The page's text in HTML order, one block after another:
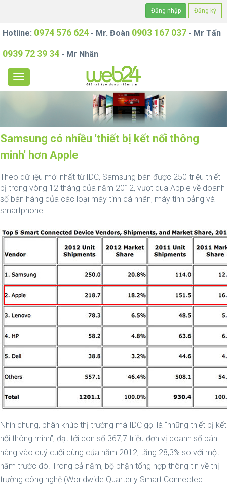
Đăng nhập Đăng ký
Hotline: 0974 576 624 - Mr. Đoàn 0903 167 037 - Mr Tấn
0939 72 39 34 - Mr Nhân
Samsung có nhiều 'thiết bị kết nối thông
minh' hơn Apple
Theo dữ liệu mới nhất từ IDC, Samsung bán được 250 triệu thiết
bị trong vòng 12 tháng của năm 2012, vượt qua Apple về doanh
số bán hàng của các loại máy tính cá nhân, máy tính bảng và
smartphone.
Nhìn chung, phân khúc thị trường mà IDC gọi là “những thiết bị kết
nối thông minh”, đạt tới con số 367,7 triệu đơn vị doanh số bán
hàng vào quý cuối cùng của năm 2012, tăng 28,3% so với một
năm trước đó. Trong cả năm, bộ phận tổng hợp thông tin về thị
trường công nghệ (Worldwide Quarterly Smart Connected